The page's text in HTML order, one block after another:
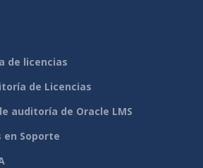
de licencias
de Licencias
auditoría de Oracle LMS
en Soporte